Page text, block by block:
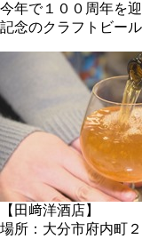
今年で１００周年を
記念のクラフトビー
【田﨑洋酒店】
場所：大分市府内町